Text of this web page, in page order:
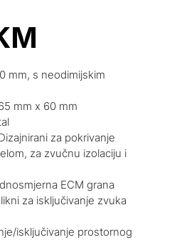
mm, s neodimijskim
mm x 60 mm
za pokrivanje
za zvučnu izolaciju i
ECM grana
za isključivanje zvuka
isključivanje prostornog